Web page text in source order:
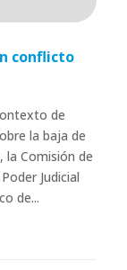
conflicto
de
la baja de
la Comisión de
Judicial
de...